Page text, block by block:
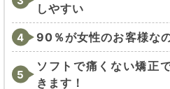
しやすい
90％が女性のお客様な
ソフトで痛くない矯正
きます！